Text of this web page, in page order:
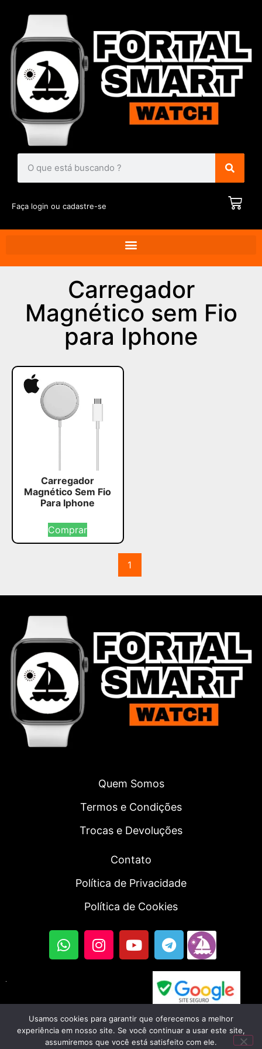
Faça login ou cadastre-se
Carregador
Magnético sem Fio
para Iphone
Carregador
Magnético Sem Fio
Para Iphone
Comprar
1
Quem Somos
Termos e Condições
Trocas e Devoluções
Contato
Política de Privacidade
Política de Cookies
© 2023, Fortal SmartWatch | Todos os direitos
reservados. CNPJ: 56.045.702/0001-46
Usamos cookies para garantir que oferecemos a melhor
experiência em nosso site. Se você continuar a usar este site,
assumiremos que você está satisfeito com ele.